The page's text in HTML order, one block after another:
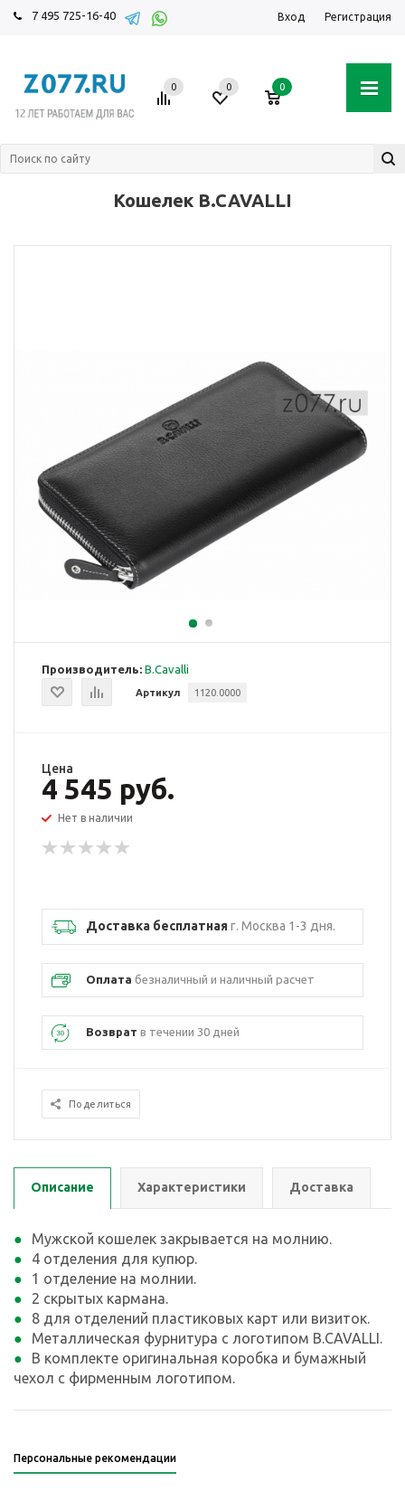
7 495 725-16-40 Вход Регистрация
0 0 0
Кошелек B.CAVALLI
Производитель: B.Cavalli
Артикул 1120.0000
Цена
4 545 руб.
Нет в наличии
Доставка бесплатнаяг. Москва 1-3 дня.
Оплата безналичный и наличный расчет
Возврат в течении 30 дней
Поделиться
Описание Характеристики Доставка
Мужской кошелек закрывается на молнию.
4 отделения для купюр.
1 отделение на молнии.
2 скрытых кармана.
8 для отделений пластиковых карт или визиток.
Металлическая фурнитура с логотипом B.CAVALLI.
В комплекте оригинальная коробка и бумажный
чехол с фирменным логотипом.
Персональные рекомендации